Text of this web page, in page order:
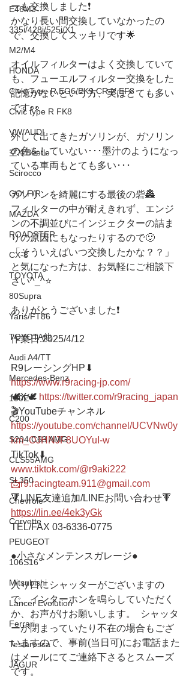
E46M3
335i/428i/525i/X1
M2/M4
HONDA
Civic Type R EG6/EK9 CR-X EF8
Civic type R FK8
VW/AUDI
空冷Beetle
Scirocco
GOLF/R
MAZDA
ROADSTER
CX-8
TOYOTA
80Supra
Yaris/FT86
TOYOTA他
Audi A4/TT
Mercedes-Benz
190E
C200
S204 C63 AMG
CLS55AMG
SL350
Chevrole
Corvette
PEUGEOT
106S16
Mitsubishi
Lancer Evolution
Ferrari
Testarossa
JAGUR
ーも交換しました❗️
かなり長い間交換していなかったの
で、交換してスッキリです🌟
オイルフィルターはよく交換していて
も、フューエルフィルター交換をした
記憶がないという方、実はとても多い
です👀
外して出てきたガソリンが、ガソリン
の色をしていない･･･墨汁のようになっ
ている車両もとても多い･･･
ガソリンを綺麗にする最後の砦🏯
フィルターの中が耐えきれず、エンジ
ンの不調並びにインジェクターの詰ま
りの原因にもなったりするので🙂
「そういえばいつ交換したかな？？」
と気になった方は、お気軽にご相談下
さい^_^⭐️
ありがとうございました❗️
作業日:2025/4/12
R9レーシングHP⬇︎
https://www.r9racing-jp.com/
🕊X🕊 https://twitter.com/r9racing_japan
🎬YouTubeチャンネル
https://youtube.com/channel/UCVNw0y
km_OJHNJF8UOYuI-w
TikTok⬇︎
www.tiktok.com/@r9aki222
📩r9.racingteam.911@gmail.com
🔻LINE友達追加/LINEお問い合わせ🔻
https://lin.ee/4ek3yGk
TEL/FAX 03-6336-0775
●小さなメンテンスガレージ●
入り口にシャッターがございますの
で、インターホンを鳴らしていただく
か、お声がけお願いします。  シャッタ
ーが閉まっていたり不在の場合もござ
いますので、事前(当日可)にお電話また
はメールにてご連絡下さるとスムーズ
です。